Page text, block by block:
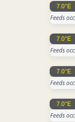
7.0°E
Feeds
7.0°E
Feeds
7.0°E
Feeds
7.0°E
Feeds